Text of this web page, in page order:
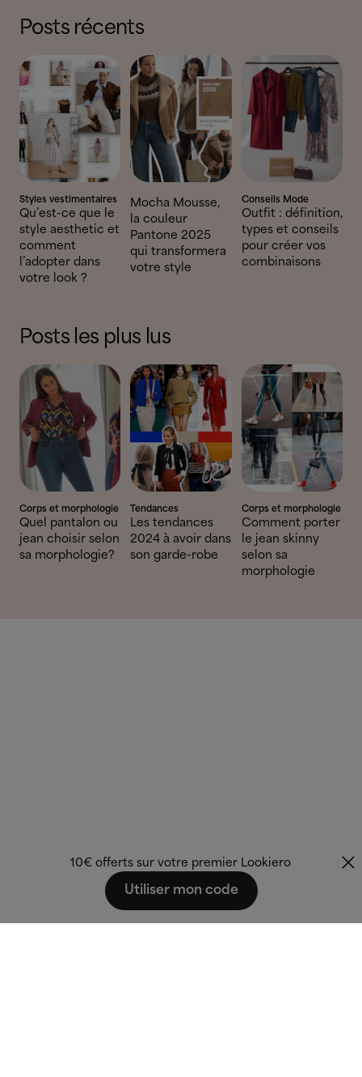
Posts récents
Styles vestimentaires
Qu’est-ce que le
style aesthetic et
comment
l’adopter dans
votre look ?
Mocha Mousse,
la couleur
Pantone 2025
qui transformera
votre style
Conseils Mode
Outfit : définition,
types et conseils
pour créer vos
combinaisons
Posts les plus lus
Corps et morphologie
Quel pantalon ou
jean choisir selon
sa morphologie?
Tendances
Les tendances
2024 à avoir dans
son garde-robe
Corps et morphologie
Comment porter
le jean skinny
selon sa
morphologie
10€ offerts sur votre premier Lookiero
Utiliser mon code